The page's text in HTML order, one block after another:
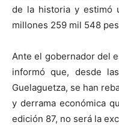
de la historia y estimó
millones 259 mil 548
Ante el gobernador del
informó que, desde
Guelaguetza, se han
y derrama económica
edición 87, no será la